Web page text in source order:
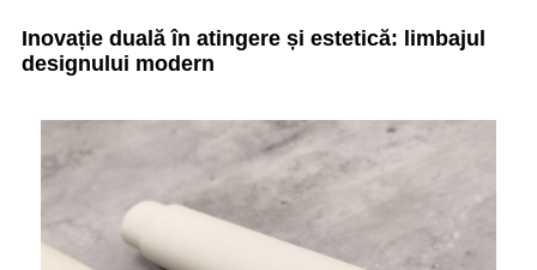
Inovație duală în atingere și estetică: limbajul
designului modern